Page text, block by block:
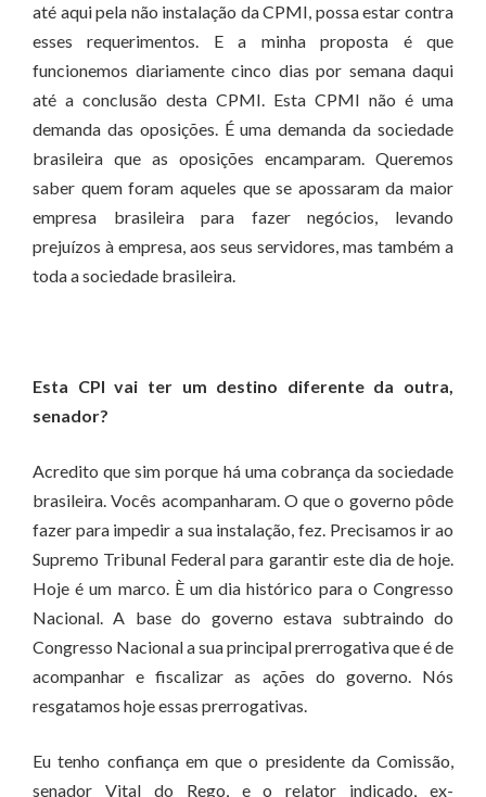
até aqui pela não instalação da CPMI, possa estar contra
esses requerimentos. E a minha proposta é que
funcionemos diariamente cinco dias por semana daqui
até a conclusão desta CPMI. Esta CPMI não é uma
demanda das oposições. É uma demanda da sociedade
brasileira que as oposições encamparam. Queremos
saber quem foram aqueles que se apossaram da maior
empresa brasileira para fazer negócios, levando
prejuízos à empresa, aos seus servidores, mas também a
toda a sociedade brasileira.
Esta CPI vai ter um destino diferente da outra,
senador?
Acredito que sim porque há uma cobrança da sociedade
brasileira. Vocês acompanharam. O que o governo pôde
fazer para impedir a sua instalação, fez. Precisamos ir ao
Supremo Tribunal Federal para garantir este dia de hoje.
Hoje é um marco. È um dia histórico para o Congresso
Nacional. A base do governo estava subtraindo do
Congresso Nacional a sua principal prerrogativa que é de
acompanhar e fiscalizar as ações do governo. Nós
resgatamos hoje essas prerrogativas.
Eu tenho confiança em que o presidente da Comissão,
senador Vital do Rego, e o relator indicado, ex-